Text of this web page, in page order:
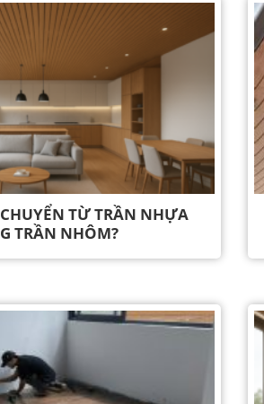
TỪ TRẦN NHỰA
TRẦN NHÔM?